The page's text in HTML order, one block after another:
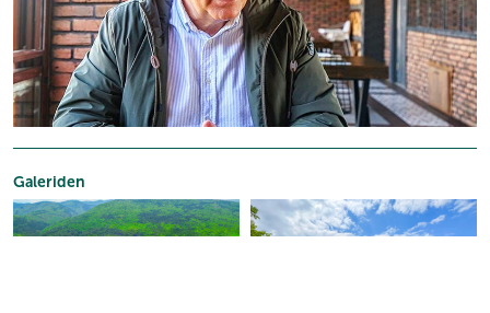
Galeriden